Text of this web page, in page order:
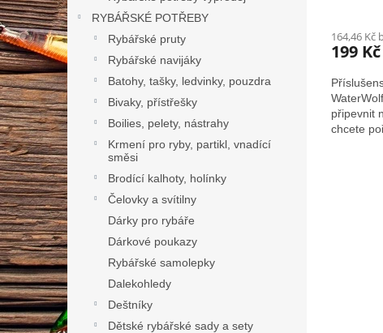
RYBÁŘSKÉ POTŘEBY
Rybářské pruty
Rybářské navijáky
Batohy, tašky, ledvinky, pouzdra
Bivaky, přístřešky
Boilies, pelety, nástrahy
Krmení pro ryby, partikl, vnadící
směsi
Brodící kalhoty, holínky
Čelovky a svítilny
Dárky pro rybáře
Dárkové poukazy
Rybářské samolepky
Dalekohledy
Deštníky
Dětské rybářské sady a sety
164,46 Kč
199 Kč
připevnit
chcete